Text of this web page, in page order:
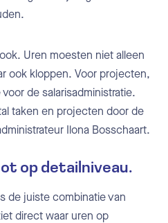
Uren moesten niet alleen
ook kloppen. Voor projecten,
de salarisadministratie.
taken en projecten door de
Ilona Bosschaart.
op detailniveau.
de juiste combinatie van
direct waar uren op